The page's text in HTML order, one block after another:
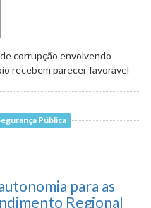
corrupção envolvendo
recebem parecer favorável
Pública
para as
Regional